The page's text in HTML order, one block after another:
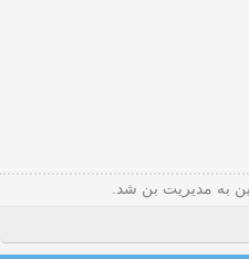
به مدیریت بن شد.